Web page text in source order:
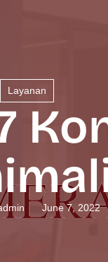
Layanan
June 7, 2022